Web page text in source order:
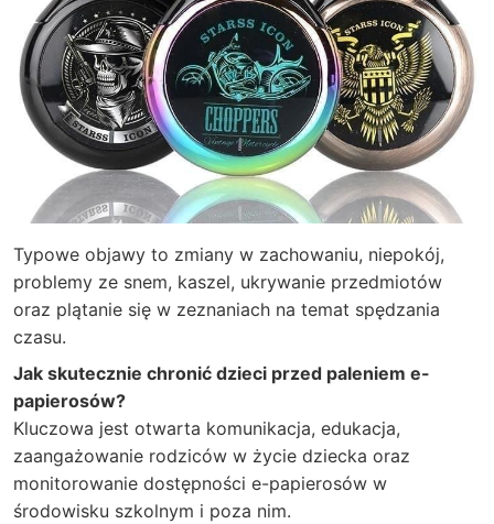
Typowe objawy to zmiany w zachowaniu, niepokój,
problemy ze snem, kaszel, ukrywanie przedmiotów
oraz plątanie się w zeznaniach na temat spędzania
czasu.
Jak skutecznie chronić dzieci przed paleniem e-
papierosów?
Kluczowa jest otwarta komunikacja, edukacja,
zaangażowanie rodziców w życie dziecka oraz
monitorowanie dostępności e-papierosów w
środowisku szkolnym i poza nim.